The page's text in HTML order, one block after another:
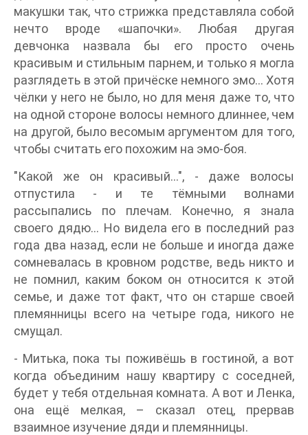
макушки так, что стрижка представляла собой
нечто вроде «шапочки». Любая другая
девчонка назвала бы его просто очень
красивым и стильным парнем, и только я могла
разглядеть в этой причёске немного эмо… Хотя
чёлки у него не было, но для меня даже то, что
на одной стороне волосы немного длиннее, чем
на другой, было весомым аргументом для того,
чтобы считать его похожим на эмо-боя.
"Какой же он красивый...", - даже волосы
отпустила - и те тёмными волнами
рассыпались по плечам. Конечно, я знала
своего дядю... Но видела его в последний раз
года два назад, если не больше и иногда даже
сомневалась в кровном родстве, ведь никто и
не помнил, каким боком он относится к этой
семье, и даже тот факт, что он старше своей
племянницы всего на четыре года, никого не
смущал.
- Митька, пока ты поживёшь в гостиной, а вот
когда объединим нашу квартиру с соседней,
будет у тебя отдельная комната. А вот и Ленка,
она ещё мелкая, – сказал отец, прервав
взаимное изучение дяди и племянницы.